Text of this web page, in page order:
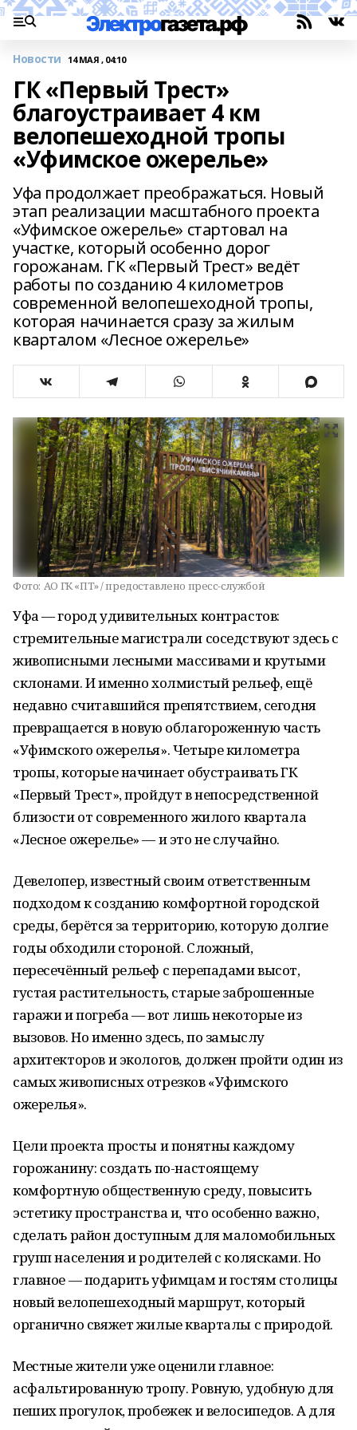
Новости 14 МАЯ , 04:10
ГК «Первый Трест»
благоустраивает 4 км
велопешеходной тропы
«Уфимское ожерелье»
Уфа продолжает преображаться. Новый
этап реализации масштабного проекта
«Уфимское ожерелье» стартовал на
участке, который особенно дорог
горожанам. ГК «Первый Трест» ведёт
работы по созданию 4 километров
современной велопешеходной тропы,
которая начинается сразу за жилым
кварталом «Лесное ожерелье»
Фото: АО ГК «ПТ» / предоставлено пресс-службой
Уфа — город удивительных контрастов:
стремительные магистрали соседствуют здесь с
живописными лесными массивами и крутыми
склонами. И именно холмистый рельеф, ещё
недавно считавшийся препятствием, сегодня
превращается в новую облагороженную часть
«Уфимского ожерелья». Четыре километра
тропы, которые начинает обустраивать ГК
«Первый Трест», пройдут в непосредственной
близости от современного жилого квартала
«Лесное ожерелье» — и это не случайно.
Девелопер, известный своим ответственным
подходом к созданию комфортной городской
среды, берётся за территорию, которую долгие
годы обходили стороной. Сложный,
пересечённый рельеф с перепадами высот,
густая растительность, старые заброшенные
гаражи и погреба — вот лишь некоторые из
вызовов. Но именно здесь, по замыслу
архитекторов и экологов, должен пройти один из
самых живописных отрезков «Уфимского
ожерелья».
Цели проекта просты и понятны каждому
горожанину: создать по-настоящему
комфортную общественную среду, повысить
эстетику пространства и, что особенно важно,
сделать район доступным для маломобильных
групп населения и родителей с колясками. Но
главное — подарить уфимцам и гостям столицы
новый велопешеходный маршрут, который
органично свяжет жилые кварталы с природой.
Местные жители уже оценили главное:
асфальтированную тропу. Ровную, удобную для
пеших прогулок, пробежек и велосипедов. А для